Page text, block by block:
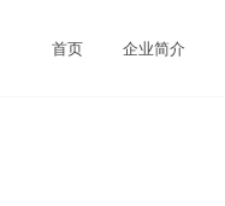
首页 企业简介